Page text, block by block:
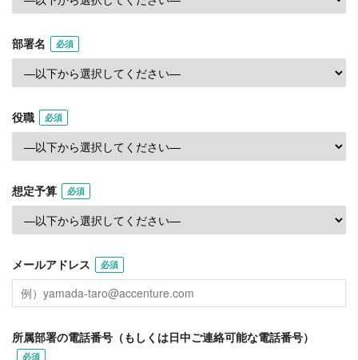
部署名 必須
役職 必須
想定予算 必須
メールアドレス 必須
所属部署の電話番号（もしくは日中ご連絡可能な電話番号）
必須